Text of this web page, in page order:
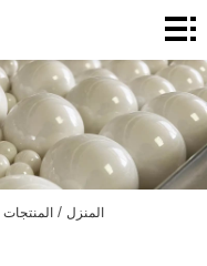
المنزل /المنتجات